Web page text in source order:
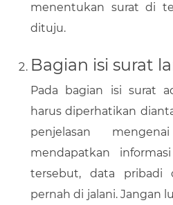
menentukan surat di
dituju.
Bagian isi surat
Pada bagian isi surat
harus diperhatikan
penjelasan
mendapatkan
tersebut, data pribadi
pernah di jalani. Jangan